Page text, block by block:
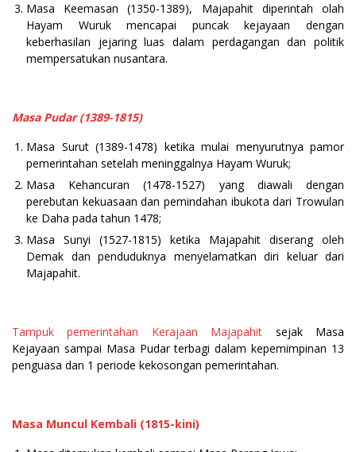
Masa Keemasan (1350-1389), Majapahit diperintah olah
Hayam Wuruk mencapai puncak kejayaan dengan
keberhasilan jejaring luas dalam perdagangan dan politik
mempersatukan nusantara.
Masa Pudar (1389-1815)
Masa Surut (1389-1478) ketika mulai menyurutnya pamor
pemerintahan setelah meninggalnya Hayam Wuruk;
Masa Kehancuran (1478-1527) yang diawali dengan
perebutan kekuasaan dan pemindahan ibukota dari Trowulan
ke Daha pada tahun 1478;
Masa Sunyi (1527-1815) ketika Majapahit diserang oleh
Demak dan penduduknya menyelamatkan diri keluar dari
Majapahit.
Tampuk pemerintahan Kerajaan Majapahit sejak Masa
Kejayaan sampai Masa Pudar terbagi dalam kepemimpinan 13
penguasa dan 1 periode kekosongan pemerintahan.
Masa Muncul Kembali (1815-kini)